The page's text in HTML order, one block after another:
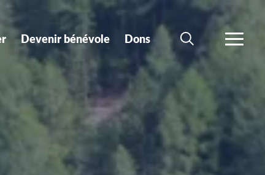
Devenir bénévole Dons
CHERCHERPLUS